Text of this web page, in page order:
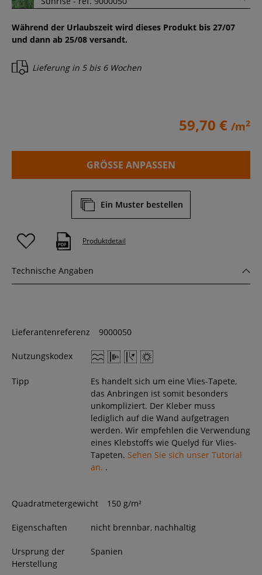
Während der Urlaubszeit wird dieses Produkt bis 27/07
und dann ab 25/08 versandt.
Lieferung in 5 bis 6 Wochen
59,70 € /m2
GRÖSSE ANPASSEN
Ein Muster bestellen
Produktdetail
Technische Angaben
Lieferantenreferenz 9000050
Nutzungskodex
Tipp
Es handelt sich um eine Vlies-Tapete,
das Anbringen ist somit besonders
unkompliziert. Der Kleber muss
lediglich auf die Wand aufgetragen
werden. Wir empfehlen die Verwendung
eines Klebstoffs wie Quelyd für Vlies-
Tapeten. Sehen Sie sich unser Tutorial
an. .
Quadratmetergewicht 150 g/m²
Eigenschaften nicht brennbar, nachhaltig
Ursprung der
Herstellung
Spanien